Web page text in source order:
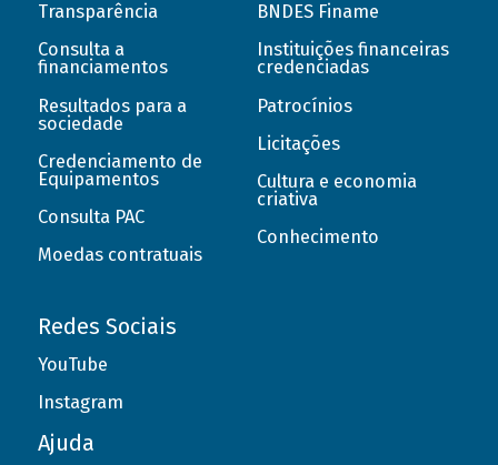
Transparência
Consulta a
financiamentos
Resultados para a
sociedade
Credenciamento de
Equipamentos
Consulta PAC
Moedas contratuais
BNDES Finame
Instituições financeiras
credenciadas
Patrocínios
Licitações
Cultura e economia
criativa
Conhecimento
Redes Sociais
YouTube
Instagram
Ajuda